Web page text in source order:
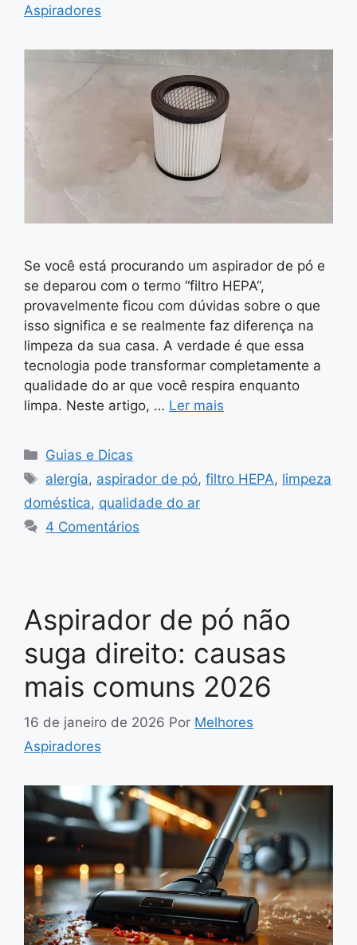
Aspiradores
Se você está procurando um aspirador de pó e
se deparou com o termo “filtro HEPA“,
provavelmente ficou com dúvidas sobre o que
isso significa e se realmente faz diferença na
limpeza da sua casa. A verdade é que essa
tecnologia pode transformar completamente a
qualidade do ar que você respira enquanto
limpa. Neste artigo, … Ler mais
Categorias
Guias e Dicas
Tags
alergia, aspirador de pó,filtro HEPA, limpeza
doméstica, qualidade do ar
4 Comentários
Aspirador de pó não
suga direito: causas
mais comuns 2026
16 de janeiro de 2026 Por Melhores
Aspiradores